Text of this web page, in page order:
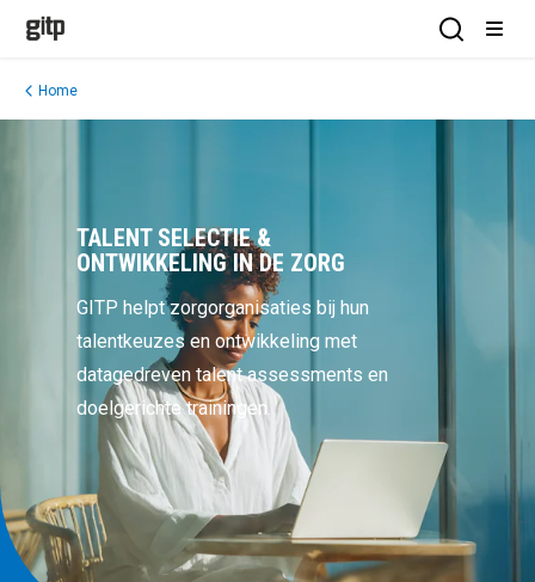
GITP
Open
Home
TALENT SELECTIE &
ONTWIKKELING IN DE ZORG
GITP helpt zorgorganisaties bij hun
talentkeuzes en ontwikkeling met
datagedreven talent assessments en
doelgerichte trainingen.